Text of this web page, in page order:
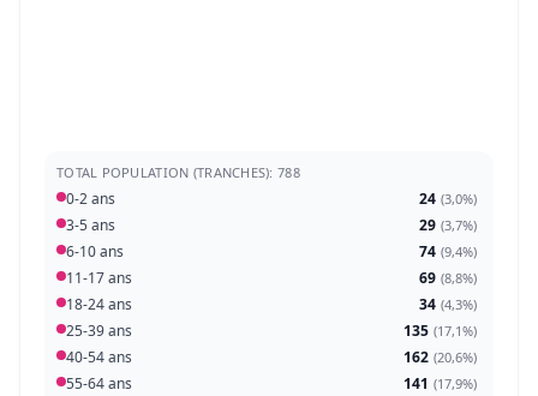
TOTAL POPULATION (TRANCHES): 788
0-2 ans 24 (3,0%)
3-5 ans 29 (3,7%)
6-10 ans 74 (9,4%)
11-17 ans 69 (8,8%)
18-24 ans 34 (4,3%)
25-39 ans 135 (17,1%)
40-54 ans 162 (20,6%)
55-64 ans 141 (17,9%)